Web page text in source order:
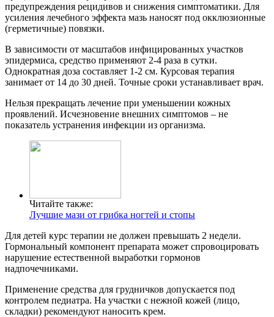
предупреждения рецидивов и снижения симптоматики. Для
усиления лечебного эффекта мазь наносят под окклюзионные
(герметичные) повязки.
В зависимости от масштабов инфицированных участков
эпидермиса, средство применяют 2-4 раза в сутки.
Однократная доза составляет 1-2 см. Курсовая терапия
занимает от 14 до 30 дней. Точные сроки устанавливает врач.
Нельзя прекращать лечение при уменьшении кожных
проявлений. Исчезновение внешних симптомов – не
показатель устранения инфекции из организма.
Читайте также:
Лучшие мази от грибка ногтей и стопы
Для детей курс терапии не должен превышать 2 недели.
Гормональный компонент препарата может спровоцировать
нарушение естественной выработки гормонов
надпочечниками.
Применение средства для грудничков допускается под
контролем педиатра. На участки с нежной кожей (лицо,
складки) рекомендуют наносить крем.